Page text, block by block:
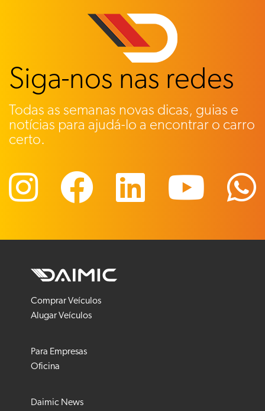
Siga-nos nas redes
Todas as semanas novas dicas, guias e
notícias para ajudá-lo a encontrar o carro
certo.
Comprar Veículos
Alugar Veículos
Para Empresas
Oficina
Daimic News